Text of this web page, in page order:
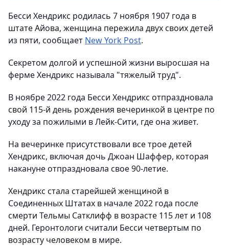
Бесси Хендрикс родилась 7 ноября 1907 года в
штате Айова, женщина пережила двух своих детей
из пяти, сообщает New York Post.
Секретом долгой и успешной жизни выросшая на
ферме Хендрикс называла "тяжелый труд".
В ноябре 2022 года Бесси Хендрикс отпраздновала
свой 115-й день рождения вечеринкой в центре по
уходу за пожилыми в Лейк-Сити, где она живет.
На вечеринке присутствовали все трое детей
Хендрикс, включая дочь Джоан Шаффер, которая
накануне отпраздновала свое 90-летие.
Хендрикс стала старейшей женщиной в
Соединенных Штатах в начале 2022 года после
смерти Тельмы Сатклифф в возрасте 115 лет и 108
дней. Геронтологи считали Бесси четвертым по
возрасту человеком в мире.